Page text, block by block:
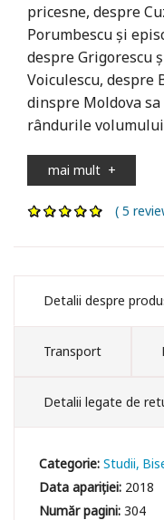
pricesne, despre
Porumbescu și
despre Grigorescu
Voiculescu, despre
dinspre Moldova
rândurile
mai mult +
( 5
Detalii despre
Transport
Detalii legate de
Categorie:Studii
Data apariției: 2018
Număr pagini:304